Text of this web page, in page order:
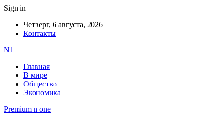
Sign in
Четверг, 6 августа, 2026
Контакты
N1
Главная
В мире
Общество
Экономика
Premium n one